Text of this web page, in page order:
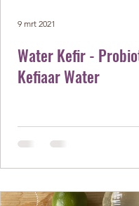
Water Kefir -
Kefiaar Water
9 mrt 2021